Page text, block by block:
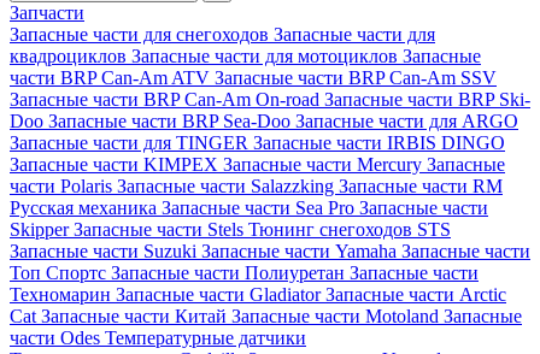
Запчасти
Запасные части для снегоходов Запасные части для
квадроциклов Запасные части для мотоциклов Запасные
части BRP Can-Am ATV Запасные части BRP Can-Am SSV
Запасные части BRP Can-Am On-road Запасные части BRP Ski-
Doo Запасные части BRP Sea-Doo Запасные части для ARGO
Запасные части для TINGER Запасные части IRBIS DINGO
Запасные части KIMPEX Запасные части Mercury Запасные
части Polaris Запасные части Salazzking Запасные части RM
Русская механика Запасные части Sea Pro Запасные части
SkipperЗапасные части Stels Тюнинг снегоходов STS
Запасные части Suzuki Запасные части Yamaha Запасные части
Топ Спортс Запасные части Полиуретан Запасные части
Техномарин Запасные части GladiatorЗапасные части Arctic
Cat Запасные части Китай Запасные части Motoland Запасные
части Odes Температурные датчики